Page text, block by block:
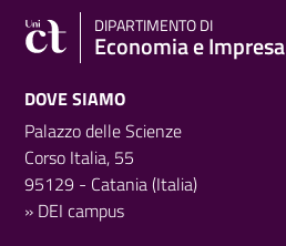
DIPARTIMENTO DI
Economia e Impresa
DOVE SIAMO
Palazzo delle Scienze
Corso Italia, 55
95129 - Catania (Italia)
» DEI campus